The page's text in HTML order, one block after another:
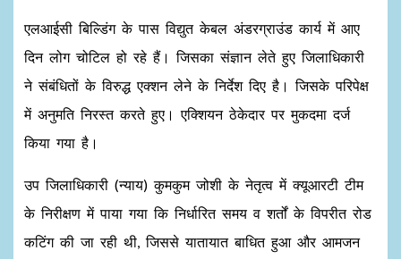
एलआईसी बिल्डिंग के पास विद्युत केबल अंडरग्राउंड कार्य में आए
दिन लोग चोटिल हो रहे हैं। जिसका संज्ञान लेते हुए जिलाधिकारी
ने संबंधितों के विरुद्ध एक्शन लेने के निर्देश दिए है। जिसके परिपेक्ष
में अनुमति निरस्त करते हुए। एक्शियन ठेकेदार पर मुकदमा दर्ज
किया गया है।
उप जिलाधिकारी (न्याय) कुमकुम जोशी के नेतृत्व में क्यूआरटी टीम
के निरीक्षण में पाया गया कि निर्धारित समय व शर्तों के विपरीत रोड
कटिंग की जा रही थी, जिससे यातायात बाधित हुआ और आमजन